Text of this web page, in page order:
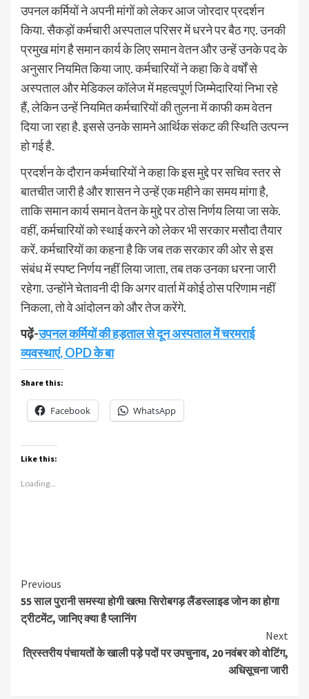
उपनल कर्मियों ने अपनी मांगों को लेकर आज जोरदार प्रदर्शन
किया. सैकड़ों कर्मचारी अस्पताल परिसर में धरने पर बैठ गए. उनकी
प्रमुख मांग है समान कार्य के लिए समान वेतन और उन्हें उनके पद के
अनुसार नियमित किया जाए. कर्मचारियों ने कहा कि वे वर्षों से
अस्पताल और मेडिकल कॉलेज में महत्वपूर्ण जिम्मेदारियां निभा रहे
हैं, लेकिन उन्हें नियमित कर्मचारियों की तुलना में काफी कम वेतन
दिया जा रहा है. इससे उनके सामने आर्थिक संकट की स्थिति उत्पन्न
हो गई है.
प्रदर्शन के दौरान कर्मचारियों ने कहा कि इस मुद्दे पर सचिव स्तर से
बातचीत जारी है और शासन ने उन्हें एक महीने का समय मांगा है,
ताकि समान कार्य समान वेतन के मुद्दे पर ठोस निर्णय लिया जा सके.
वहीं, कर्मचारियों को स्थाई करने को लेकर भी सरकार मसौदा तैयार
करें. कर्मचारियों का कहना है कि जब तक सरकार की ओर से इस
संबंध में स्पष्ट निर्णय नहीं लिया जाता, तब तक उनका धरना जारी
रहेगा. उन्होंने चेतावनी दी कि अगर वार्ता में कोई ठोस परिणाम नहीं
निकला, तो वे आंदोलन को और तेज करेंगे.
पढ़ें-उपनल कर्मियों की हड़ताल से दून अस्पताल में चरमराई
व्यवस्थाएं, OPD के बा
Share this:
Facebook WhatsApp
Like this:
Loading...
Continue
Reading
Previous
55 साल पुरानी समस्या होगी खत्म! सिरोबगड़ लैंडस्लाइड जोन का होगा
ट्रीटमेंट, जानिए क्या है प्लानिंग
Next
त्रिस्तरीय पंचायतों के खाली पड़े पदों पर उपचुनाव, 20 नवंबर को वोटिंग,
अधिसूचना जारी